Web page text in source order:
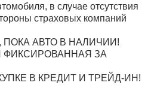
в случае отсутствия
страховых компаний
АВТО В НАЛИЧИИ!
ФИКСИРОВАННАЯ ЗА
В КРЕДИТ И ТРЕЙД-ИН!